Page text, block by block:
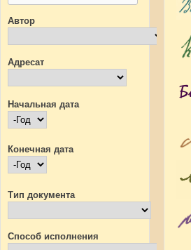
Автор
Адресат
Начальная дата
Начальная дата
Год
Конечная дата
Конечная дата
Год
Тип документа
Способ исполнения